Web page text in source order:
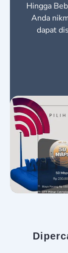
Hingga
Anda
dapat